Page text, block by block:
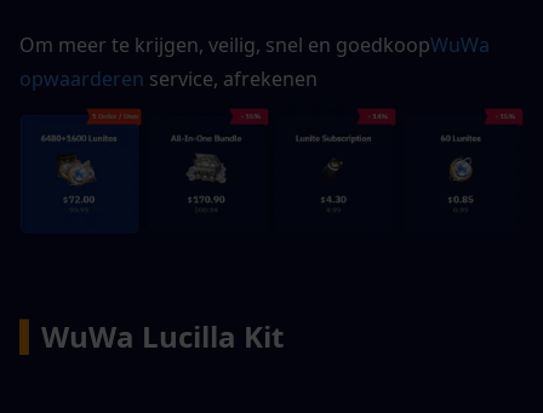
Om meer te krijgen, veilig, snel en goedkoopWuWa
opwaarderen service, afrekenen
WuWa Lucilla Kit